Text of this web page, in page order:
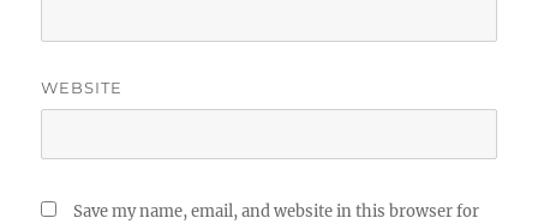
WEBSITE
Save my name, email, and website in this browser for